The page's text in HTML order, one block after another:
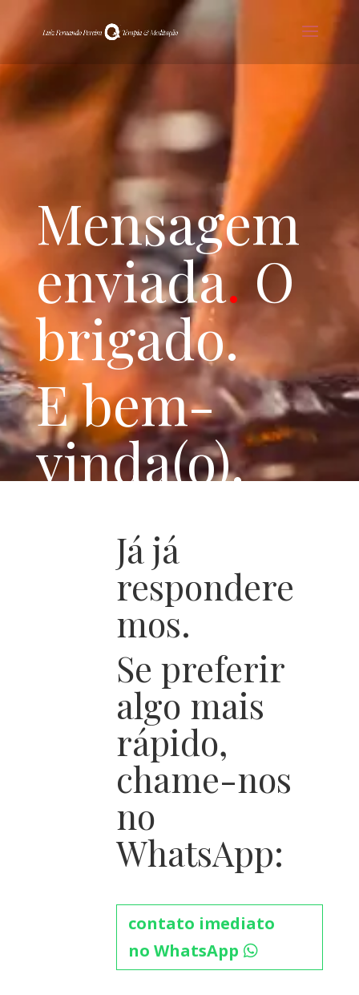
Mensagem
enviada.O
brigado.
E bem-
vinda(o).
Já já
respondere
mos.
Se preferir
algo mais
rápido,
chame-nos
no
WhatsApp:
contato imediato
no WhatsApp